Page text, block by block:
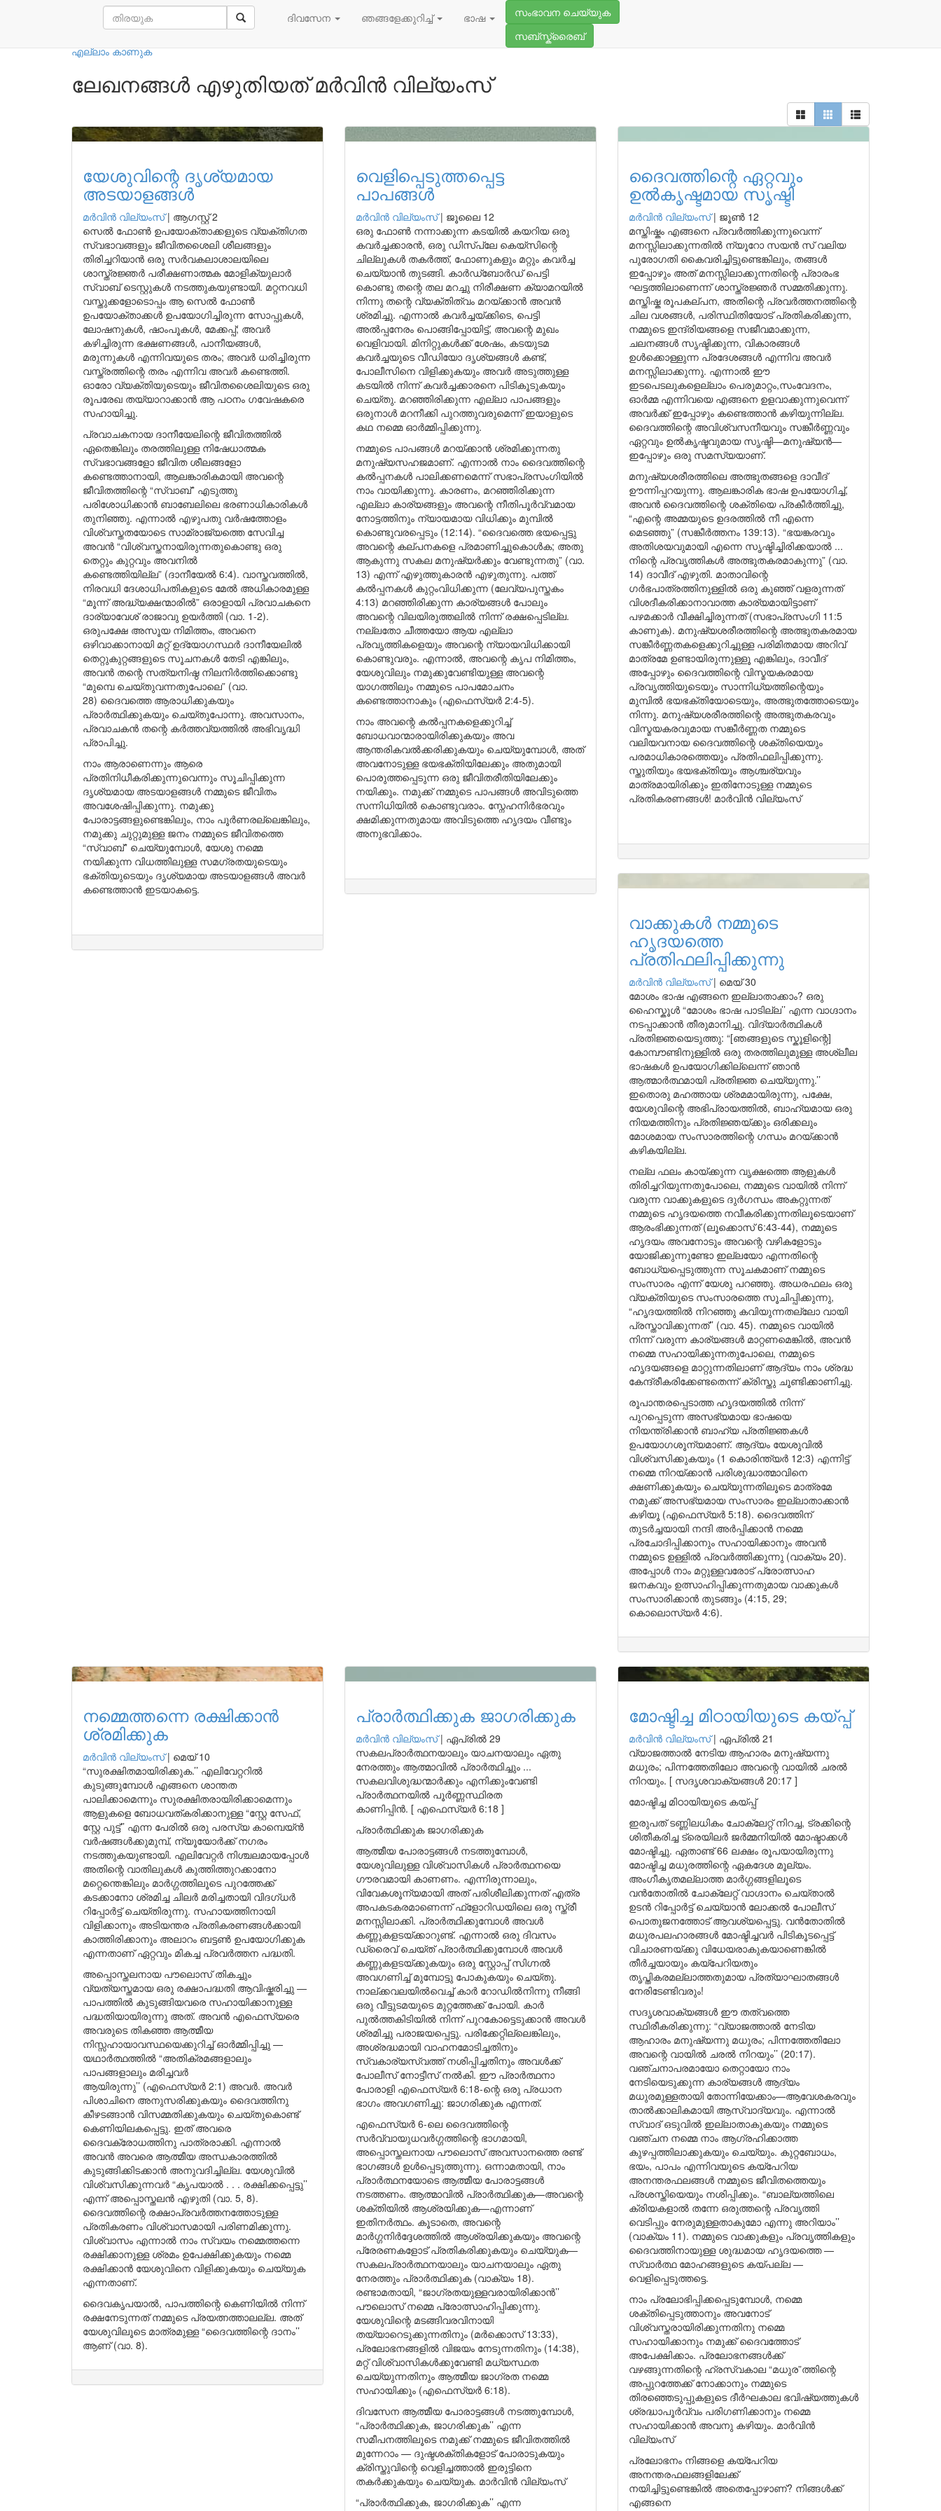
ദിവസേന ഞങ്ങളേക്കുറിച്ച് ഭാഷ
സംഭാവന ചെയ്യുക
സബ്സ്ക്രൈബ്
നമ്മുടെ എഴുത്തുകാർ
എല്ലാം കാണുക
ലേഖനങ്ങൾ എഴുതിയത് മർവിൻ വില്യംസ്
യേശുവിന്റെ ദൃശ്യമായ
അടയാളങ്ങൾ
മർവിൻ വില്യംസ്| ആഗസ്റ്റ് 2
സെൽ ഫോൺ ഉപയോക്താക്കളുടെ വ്യക്തിഗത
സ്വഭാവങ്ങളും ജീവിതശൈലി ശീലങ്ങളും
തിരിച്ചറിയാൻ ഒരു സർവകലാശാലയിലെ
ശാസ്ത്രജ്ഞർ പരീക്ഷണാത്മക മോളിക്യുലാർ
സ്വാബ് ടെസ്റ്റുകൾ നടത്തുകയുണ്ടായി. മറ്റനവധി
വസ്തുക്കളോടൊപ്പം ആ സെൽ ഫോൺ
ഉപയോക്താക്കൾ ഉപയോഗിച്ചിരുന്ന സോപ്പുകൾ,
ലോഷനുകൾ, ഷാംപൂകൾ, മേക്കപ്പ്; അവർ
കഴിച്ചിരുന്ന ഭക്ഷണങ്ങൾ, പാനീയങ്ങൾ,
മരുന്നുകൾ എന്നിവയുടെ തരം; അവർ ധരിച്ചിരുന്ന
വസ്ത്രത്തിന്റെ തരം എന്നിവ അവർ കണ്ടെത്തി.
ഓരോ വ്യക്തിയുടെയും ജീവിതശൈലിയുടെ ഒരു
രൂപരേഖ തയ്യാറാക്കാൻ ആ പഠനം ഗവേഷകരെ
സഹായിച്ചു.
പ്രവാചകനായ ദാനീയേലിന്റെ ജീവിതത്തിൽ
ഏതെങ്കിലും തരത്തിലുള്ള നിഷേധാത്മക
സ്വഭാവങ്ങളോ ജീവിത ശീലങ്ങളോ
കണ്ടെത്താനായി, ആലങ്കാരികമായി അവന്റെ
ജീവിതത്തിന്റെ “സ്വാബ്” എടുത്തു
പരിശോധിക്കാൻ ബാബേലിലെ ഭരണാധികാരികൾ
തുനിഞ്ഞു. എന്നാൽ എഴുപതു വർഷത്തോളം
വിശ്വസ്തതയോടെ സാമ്രാജ്യത്തെ സേവിച്ച
അവൻ “വിശ്വസ്തനായിരുന്നതുകൊണ്ടു ഒരു
തെറ്റും കുറ്റവും അവനിൽ
കണ്ടെത്തിയില്ല” (ദാനീയേൽ 6:4). വാസ്തവത്തിൽ,
നിരവധി ദേശാധിപതികളുടെ മേൽ അധികാരമുള്ള
“മൂന്ന് അദ്ധ്യക്ഷന്മാരിൽ” ഒരാളായി പ്രവാചകനെ
ദാര്യാവേശ് രാജാവു ഉയർത്തി (വാ. 1-2).
ഒരുപക്ഷേ അസൂയ നിമിത്തം, അവനെ
ഒഴിവാക്കാനായി മറ്റ് ഉദ്യോഗസ്ഥർ ദാനീയേലിൽ
തെറ്റുകുറ്റങ്ങളുടെ സൂചനകൾ തേടി എങ്കിലും,
അവൻ തന്റെ സത്യനിഷ്ഠ നിലനിർത്തിക്കൊണ്ടു
“മുമ്പെ ചെയ്തുവന്നതുപോലെ” (വാ.
28) ദൈവത്തെ ആരാധിക്കുകയും
പ്രാർത്ഥിക്കുകയും ചെയ്തുപോന്നു. അവസാനം,
പ്രവാചകൻ തന്റെ കർത്തവ്യത്തിൽ അഭിവൃദ്ധി
പ്രാപിച്ചു.
നാം ആരാണെന്നും ആരെ
പ്രതിനിധീകരിക്കുന്നുവെന്നും സൂചിപ്പിക്കുന്ന
ദൃശ്യമായ അടയാളങ്ങൾ നമ്മുടെ ജീവിതം
അവശേഷിപ്പിക്കുന്നു. നമുക്കു
പോരാട്ടങ്ങളുണ്ടെങ്കിലും, നാം പൂർണരല്ലെങ്കിലും,
നമുക്കു ചുറ്റുമുള്ള ജനം നമ്മുടെ ജീവിതത്തെ
“സ്വാബ്” ചെയ്യുമ്പോൾ, യേശു നമ്മെ
നയിക്കുന്ന വിധത്തിലുള്ള സമഗ്രതയുടെയും
ഭക്തിയുടെയും ദൃശ്യമായ അടയാളങ്ങൾ അവർ
കണ്ടെത്താൻ ഇടയാകട്ടെ.
വെളിപ്പെടുത്തപ്പെട്ട
പാപങ്ങൾ
മർവിൻ വില്യംസ്| ജൂലൈ 12
ഒരു ഫോൺ നന്നാക്കുന്ന കടയിൽ കയറിയ ഒരു
കവർച്ചക്കാരൻ, ഒരു ഡിസ്പ്ലേ കെയ്സിന്റെ
ചില്ലുകൾ തകർത്ത്, ഫോണുകളും മറ്റും കവർച്ച
ചെയ്യാൻ തുടങ്ങി. കാർഡ്ബോർഡ് പെട്ടി
കൊണ്ടു തന്റെ തല മറച്ചു നിരീക്ഷണ ക്യാമറയിൽ
നിന്നു തന്റെ വ്യക്തിത്വം മറയ്ക്കാൻ അവൻ
ശ്രമിച്ചു. എന്നാൽ കവർച്ചയ്ക്കിടെ, പെട്ടി
അൽപ്പനേരം പൊങ്ങിപ്പോയിട്ട്, അവന്റെ മുഖം
വെളിവായി. മിനിറ്റുകൾക്ക് ശേഷം, കടയുടമ
കവർച്ചയുടെ വീഡിയോ ദൃശ്യങ്ങൾ കണ്ട്,
പോലീസിനെ വിളിക്കുകയും അവർ അടുത്തുള്ള
കടയിൽ നിന്ന് കവർച്ചക്കാരനെ പിടികൂടുകയും
ചെയ്തു. മറഞ്ഞിരിക്കുന്ന എല്ലാ പാപങ്ങളും
ഒരുനാൾ മറനീക്കി പുറത്തുവരുമെന്ന് ഇയാളുടെ
കഥ നമ്മെ ഓർമ്മിപ്പിക്കുന്നു.
നമ്മുടെ പാപങ്ങൾ മറയ്ക്കാൻ ശ്രമിക്കുന്നതു
മനുഷ്യസഹജമാണ്. എന്നാൽ നാം ദൈവത്തിന്റെ
കൽപ്പനകൾ പാലിക്കണമെന്ന് സഭാപ്രസംഗിയിൽ
നാം വായിക്കുന്നു. കാരണം, മറഞ്ഞിരിക്കുന്ന
എല്ലാ കാര്യങ്ങളും അവന്റെ നീതിപൂർവ്വമായ
നോട്ടത്തിനും ന്യായമായ വിധിക്കും മുമ്പിൽ
കൊണ്ടുവരപ്പെടും (12:14). “ദൈവത്തെ ഭയപ്പെട്ടു
അവന്റെ കല്പനകളെ പ്രമാണിച്ചുകൊൾക; അതു
ആകുന്നു സകല മനുഷ്യർക്കും വേണ്ടുന്നതു” (വാ.
13) എന്ന് എഴുത്തുകാരൻ എഴുതുന്നു. പത്ത്
കൽപ്പനകൾ കുറ്റംവിധിക്കുന്ന (ലേവ്യപുസ്തകം
4:13) മറഞ്ഞിരിക്കുന്ന കാര്യങ്ങൾ പോലും
അവന്റെ വിലയിരുത്തലിൽ നിന്ന് രക്ഷപ്പെടില്ല.
നല്ലതോ ചീത്തയോ ആയ എല്ലാ
പ്രവൃത്തികളെയും അവന്റെ ന്യായവിധിക്കായി
കൊണ്ടുവരും. എന്നാൽ, അവന്റെ കൃപ നിമിത്തം,
യേശുവിലും നമുക്കുവേണ്ടിയുള്ള അവന്റെ
യാഗത്തിലും നമ്മുടെ പാപമോചനം
കണ്ടെത്താനാകും (എഫെസ്യർ 2:4-5).
നാം അവന്റെ കൽപ്പനകളെക്കുറിച്ച്
ബോധവാന്മാരായിരിക്കുകയും അവ
ആന്തരികവൽക്കരിക്കുകയും ചെയ്യുമ്പോൾ, അത്
അവനോടുള്ള ഭയഭക്തിയിലേക്കും അതുമായി
പൊരുത്തപ്പെടുന്ന ഒരു ജീവിതരീതിയിലേക്കും
നയിക്കും. നമുക്ക് നമ്മുടെ പാപങ്ങൾ അവിടുത്തെ
സന്നിധിയിൽ കൊണ്ടുവരാം. സ്നേഹനിർഭരവും
ക്ഷമിക്കുന്നതുമായ അവിടുത്തെ ഹൃദയം വീണ്ടും
അനുഭവിക്കാം.
ദൈവത്തിന്റെ ഏറ്റവും
ഉൽകൃഷ്ടമായ സൃഷ്ടി
മർവിൻ വില്യംസ്| ജൂൺ 12
മസ്തിഷ്കം എങ്ങനെ പ്രവർത്തിക്കുന്നുവെന്ന്
മനസ്സിലാക്കുന്നതിൽ ന്യൂറോ സയൻ സ് വലിയ
പുരോഗതി കൈവരിച്ചിട്ടുണ്ടെങ്കിലും, തങ്ങൾ
ഇപ്പോഴും അത് മനസ്സിലാക്കുന്നതിന്റെ പ്രാരംഭ
ഘട്ടത്തിലാണെന്ന് ശാസ്ത്രജ്ഞർ സമ്മതിക്കുന്നു.
മസ്തിഷ്ക രൂപകല്പന, അതിന്റെ പ്രവർത്തനത്തിന്റെ
ചില വശങ്ങൾ, പരിസ്ഥിതിയോട് പ്രതികരിക്കുന്ന,
നമ്മുടെ ഇന്ദ്രിയങ്ങളെ സജീവമാക്കുന്ന,
ചലനങ്ങൾ സൃഷ്ടിക്കുന്ന, വികാരങ്ങൾ
ഉൾക്കൊള്ളുന്ന പ്രദേശങ്ങൾ എന്നിവ അവർ
മനസ്സിലാക്കുന്നു. എന്നാൽ ഈ
ഇടപെടലുകളെല്ലാം പെരുമാറ്റം,സംവേദനം,
ഓർമ്മ എന്നിവയെ എങ്ങനെ ഉളവാക്കുന്നുവെന്ന്
അവർക്ക് ഇപ്പോഴും കണ്ടെത്താൻ കഴിയുന്നില്ല.
ദൈവത്തിന്റെ അവിശ്വസനീയവും സങ്കീർണ്ണവും
ഏറ്റവും ഉൽകൃഷ്ടവുമായ സൃഷ്ടി—മനുഷ്യൻ—
ഇപ്പോഴും ഒരു സമസ്യയാണ്.
മനുഷ്യശരീരത്തിലെ അത്ഭുതങ്ങളെ ദാവീദ്
ഊന്നിപ്പറയുന്നു. ആലങ്കാരിക ഭാഷ ഉപയോഗിച്ച്,
അവൻ ദൈവത്തിന്റെ ശക്തിയെ പ്രകീർത്തിച്ചു,
“എന്റെ അമ്മയുടെ ഉദരത്തിൽ നീ എന്നെ
മെടഞ്ഞു” (സങ്കീർത്തനം 139:13). “ഭയങ്കരവും
അതിശയവുമായി എന്നെ സൃഷ്ടിച്ചിരിക്കയാൽ ...
നിന്റെ പ്രവൃത്തികൾ അത്ഭുതകരമാകുന്നു” (വാ.
14) ദാവീദ് എഴുതി. മാതാവിന്റെ
ഗർഭപാത്രത്തിനുള്ളിൽ ഒരു കുഞ്ഞ് വളരുന്നത്
വിശദീകരിക്കാനാവാത്ത കാര്യമായിട്ടാണ്
പഴമക്കാർ വീക്ഷിച്ചിരുന്നത് (സഭാപ്രസംഗി 11:5
കാണുക). മനുഷ്യശരീരത്തിന്റെ അത്ഭുതകരമായ
സങ്കീർണ്ണതകളെക്കുറിച്ചുള്ള പരിമിതമായ അറിവ്
മാത്രമേ ഉണ്ടായിരുന്നുള്ളൂ എങ്കിലും, ദാവീദ്
അപ്പോഴും ദൈവത്തിന്റെ വിസ്മയകരമായ
പ്രവൃത്തിയുടെയും സാന്നിധ്യത്തിന്റെയും
മുമ്പിൽ ഭയഭക്തിയോടെയും, അത്ഭുതത്തോടെയും
നിന്നു. മനുഷ്യശരീരത്തിന്റെ അത്ഭുതകരവും
വിസ്മയകരവുമായ സങ്കീർണ്ണത നമ്മുടെ
വലിയവനായ ദൈവത്തിന്റെ ശക്തിയെയും
പരമാധികാരത്തെയും പ്രതിഫലിപ്പിക്കുന്നു.
സ്തുതിയും ഭയഭക്തിയും ആശ്ചര്യവും
മാത്രമായിരിക്കും ഇതിനോടുള്ള നമ്മുടെ
പ്രതികരണങ്ങൾ! മാർവിൻ വില്യംസ്
വാക്കുകൾ നമ്മുടെ
ഹൃദയത്തെ
പ്രതിഫലിപ്പിക്കുന്നു
മർവിൻ വില്യംസ്| മെയ് 30
മോശം ഭാഷ എങ്ങനെ ഇല്ലാതാക്കാം? ഒരു
ഹൈസ്കൂൾ “മോശം ഭാഷ പാടില്ല’’ എന്ന വാഗ്ദാനം
നടപ്പാക്കാൻ തീരുമാനിച്ചു. വിദ്യാർത്ഥികൾ
പ്രതിജ്ഞയെടുത്തു: “[ഞങ്ങളുടെ സ്കൂളിന്റെ]
കോമ്പൗണ്ടിനുള്ളിൽ ഒരു തരത്തിലുമുള്ള അശ്ലീല
ഭാഷകൾ ഉപയോഗിക്കില്ലെന്ന് ഞാൻ
ആത്മാർത്ഥമായി പ്രതിജ്ഞ ചെയ്യുന്നു.’’
ഇതൊരു മഹത്തായ ശ്രമമായിരുന്നു, പക്ഷേ,
യേശുവിന്റെ അഭിപ്രായത്തിൽ, ബാഹ്യമായ ഒരു
നിയമത്തിനും പ്രതിജ്ഞയ്ക്കും ഒരിക്കലും
മോശമായ സംസാരത്തിന്റെ ഗന്ധം മറയ്ക്കാൻ
കഴികയില്ല.
നല്ല ഫലം കായ്ക്കുന്ന വൃക്ഷത്തെ ആളുകൾ
തിരിച്ചറിയുന്നതുപോലെ, നമ്മുടെ വായിൽ നിന്ന്
വരുന്ന വാക്കുകളുടെ ദുർഗന്ധം അകറ്റുന്നത്
നമ്മുടെ ഹൃദയത്തെ നവീകരിക്കുന്നതിലൂടെയാണ്
ആരംഭിക്കുന്നത് (ലൂക്കൊസ് 6:43-44), നമ്മുടെ
ഹൃദയം അവനോടും അവന്റെ വഴികളോടും
യോജിക്കുന്നുണ്ടോ ഇല്ലയോ എന്നതിന്റെ
ബോധ്യപ്പെടുത്തുന്ന സൂചകമാണ് നമ്മുടെ
സംസാരം എന്ന് യേശു പറഞ്ഞു. അധരഫലം ഒരു
വ്യക്തിയുടെ സംസാരത്തെ സൂചിപ്പിക്കുന്നു,
“ഹൃദയത്തിൽ നിറഞ്ഞു കവിയുന്നതല്ലോ വായി
പ്രസ്താവിക്കുന്നത്’’ (വാ. 45). നമ്മുടെ വായിൽ
നിന്ന് വരുന്ന കാര്യങ്ങൾ മാറ്റണമെങ്കിൽ, അവൻ
നമ്മെ സഹായിക്കുന്നതുപോലെ, നമ്മുടെ
ഹൃദയങ്ങളെ മാറ്റുന്നതിലാണ് ആദ്യം നാം ശ്രദ്ധ
കേന്ദ്രീകരിക്കേണ്ടതെന്ന് ക്രിസ്തു ചൂണ്ടിക്കാണിച്ചു.
രൂപാന്തരപ്പെടാത്ത ഹൃദയത്തിൽ നിന്ന്
പുറപ്പെടുന്ന അസഭ്യമായ ഭാഷയെ
നിയന്ത്രിക്കാൻ ബാഹ്യ പ്രതിജ്ഞകൾ
ഉപയോഗശൂന്യമാണ്. ആദ്യം യേശുവിൽ
വിശ്വസിക്കുകയും (1 കൊരിന്ത്യർ 12:3) എന്നിട്ട്
നമ്മെ നിറയ്ക്കാൻ പരിശുദ്ധാത്മാവിനെ
ക്ഷണിക്കുകയും ചെയ്യുന്നതിലൂടെ മാത്രമേ
നമുക്ക് അസഭ്യമായ സംസാരം ഇല്ലാതാക്കാൻ
കഴിയൂ (എഫെസ്യർ 5:18). ദൈവത്തിന്
തുടർച്ചയായി നന്ദി അർപ്പിക്കാൻ നമ്മെ
പ്രചോദിപ്പിക്കാനും സഹായിക്കാനും അവൻ
നമ്മുടെ ഉള്ളിൽ പ്രവർത്തിക്കുന്നു (വാക്യം 20).
അപ്പോൾ നാം മറ്റുള്ളവരോട് പ്രോത്സാഹ
ജനകവും ഉത്സാഹിപ്പിക്കുന്നതുമായ വാക്കുകൾ
സംസാരിക്കാൻ തുടങ്ങും (4:15, 29;
കൊലൊസ്യർ 4:6).
നമ്മെത്തന്നെ രക്ഷിക്കാൻ
ശ്രമിക്കുക
മർവിൻ വില്യംസ്| മെയ് 10
“സുരക്ഷിതമായിരിക്കുക.’’ എലിവേറ്ററിൽ
കുടുങ്ങുമ്പോൾ എങ്ങനെ ശാന്തത
പാലിക്കാമെന്നും സുരക്ഷിതരായിരിക്കാമെന്നും
ആളുകളെ ബോധവത്കരിക്കാനുള്ള “സ്റ്റേ സേഫ്,
സ്റ്റേ പുട്ട്’’ എന്ന പേരിൽ ഒരു പരസ്യ കാമ്പെയ്ൻ
വർഷങ്ങൾക്കുമുമ്പ്, ന്യൂയോർക്ക് നഗരം
നടത്തുകയുണ്ടായി. എലിവേറ്റർ നിശ്ചലമായപ്പോൾ
അതിന്റെ വാതിലുകൾ കുത്തിത്തുറക്കാനോ
മറ്റെന്തെങ്കിലും മാർഗ്ഗത്തിലൂടെ പുറത്തേക്ക്
കടക്കാനോ ശ്രമിച്ച ചിലർ മരിച്ചതായി വിദഗ്ധർ
റിപ്പോർട്ട് ചെയ്തിരുന്നു. സഹായത്തിനായി
വിളിക്കാനും അടിയന്തര പ്രതികരണങ്ങൾക്കായി
കാത്തിരിക്കാനും അലാറം ബട്ടൺ ഉപയോഗിക്കുക
എന്നതാണ് ഏറ്റവും മികച്ച പ്രവർത്തന പദ്ധതി.
അപ്പൊസ്തലനായ പൗലൊസ് തികച്ചും
വ്യത്യസ്തമായ ഒരു രക്ഷാപദ്ധതി ആവിഷ്കരിച്ചു —
പാപത്തിൽ കുടുങ്ങിയവരെ സഹായിക്കാനുള്ള
പദ്ധതിയായിരുന്നു അത്. അവൻ എഫെസ്യരെ
അവരുടെ തികഞ്ഞ ആത്മീയ
നിസ്സഹായാവസ്ഥയെക്കുറിച്ച് ഓർമ്മിപ്പിച്ചു —
യഥാർത്ഥത്തിൽ “അതിക്രമങ്ങളാലും
പാപങ്ങളാലും മരിച്ചവർ
ആയിരുന്നു’’ (എഫെസ്യർ 2:1) അവർ. അവർ
പിശാചിനെ അനുസരിക്കുകയും ദൈവത്തിനു
കീഴടങ്ങാൻ വിസമ്മതിക്കുകയും ചെയ്തുകൊണ്ട്
കെണിയിലകപ്പെട്ടു. ഇത് അവരെ
ദൈവക്രോധത്തിനു പാത്രരാക്കി. എന്നാൽ
അവൻ അവരെ ആത്മീയ അന്ധകാരത്തിൽ
കുടുങ്ങിക്കിടക്കാൻ അനുവദിച്ചില്ല. യേശുവിൽ
വിശ്വസിക്കുന്നവർ “കൃപയാൽ . . . രക്ഷിക്കപ്പെട്ടു’’
എന്ന് അപ്പൊസ്തലൻ എഴുതി (വാ. 5, 8).
ദൈവത്തിന്റെ രക്ഷാപ്രവർത്തനത്തോടുള്ള
പ്രതികരണം വിശ്വാസമായി പരിണമിക്കുന്നു.
വിശ്വാസം എന്നാൽ നാം സ്വയം നമ്മെത്തന്നെ
രക്ഷിക്കാനുള്ള ശ്രമം ഉപേക്ഷിക്കുകയും നമ്മെ
രക്ഷിക്കാൻ യേശുവിനെ വിളിക്കുകയും ചെയ്യുക
എന്നതാണ്.
ദൈവകൃപയാൽ, പാപത്തിന്റെ കെണിയിൽ നിന്ന്
രക്ഷനേടുന്നത് നമ്മുടെ പ്രയത്നത്താലല്ല. അത്
യേശുവിലൂടെ മാത്രമുള്ള “ദൈവത്തിന്റെ ദാനം’’
ആണ് (വാ. 8).
പ്രാർത്ഥിക്കുക ജാഗരിക്കുക
മർവിൻ വില്യംസ്| ഏപ്രിൽ 29
സകലപ്രാർത്ഥനയാലും യാചനയാലും ഏതു
നേരത്തും ആത്മാവിൽ പ്രാർത്ഥിച്ചും ...
സകലവിശുദ്ധന്മാർക്കും എനിക്കുംവേണ്ടി
പ്രാർത്ഥനയിൽ പൂർണ്ണസ്ഥിരത
കാണിപ്പിൻ. [ എഫെസ്യർ 6:18 ]
പ്രാർത്ഥിക്കുക ജാഗരിക്കുക
ആത്മീയ പോരാട്ടങ്ങൾ നടത്തുമ്പോൾ,
യേശുവിലുള്ള വിശ്വാസികൾ പ്രാർത്ഥനയെ
ഗൗരവമായി കാണണം. എന്നിരുന്നാലും,
വിവേകശൂന്യമായി അത് പരിശീലിക്കുന്നത് എത്ര
അപകടകരമാണെന്ന് ഫ്ളോറിഡയിലെ ഒരു സ്ത്രീ
മനസ്സിലാക്കി. പ്രാർത്ഥിക്കുമ്പോൾ അവൾ
കണ്ണുകളടയ്ക്കാറുണ്ട്. എന്നാൽ ഒരു ദിവസം
ഡ്രൈവ് ചെയ്ത് പ്രാർത്ഥിക്കുമ്പോൾ അവൾ
കണ്ണുകളടയ്ക്കുകയും ഒരു സ്റ്റോപ്പ് സിഗ്നൽ
അവഗണിച്ച് മുമ്പോട്ടു പോകുകയും ചെയ്തു.
നാല്ക്കവലയിൽവെച്ച് കാർ റോഡിൽനിന്നു നീങ്ങി
ഒരു വീട്ടുടമയുടെ മുറ്റത്തേക്ക് പോയി. കാർ
പുൽത്തകിടിയിൽ നിന്ന് പുറകോട്ടെടുക്കാൻ അവൾ
ശ്രമിച്ചു പരാജയപ്പെട്ടു. പരിക്കേറ്റില്ലെങ്കിലും,
അശ്രദ്ധമായി വാഹനമോടിച്ചതിനും
സ്വകാര്യസ്വത്ത് നശിപ്പിച്ചതിനും അവൾക്ക്
പോലീസ് നോട്ടീസ് നൽകി. ഈ പ്രാർത്ഥനാ
പോരാളി എഫെസ്യർ 6:18-ന്റെ ഒരു പ്രധാന
ഭാഗം അവഗണിച്ചു: ജാഗരിക്കുക എന്നത്.
എഫെസ്യർ 6-ലെ ദൈവത്തിന്റെ
സർവ്വായുധവർഗ്ഗത്തിന്റെ ഭാഗമായി,
അപ്പൊസ്തലനായ പൗലൊസ് അവസാനത്തെ രണ്ട്
ഭാഗങ്ങൾ ഉൾപ്പെടുത്തുന്നു. ഒന്നാമതായി, നാം
പ്രാർത്ഥനയോടെ ആത്മീയ പോരാട്ടങ്ങൾ
നടത്തണം. ആത്മാവിൽ പ്രാർത്ഥിക്കുക—അവന്റെ
ശക്തിയിൽ ആശ്രയിക്കുക—എന്നാണ്
ഇതിനർത്ഥം. കൂടാതെ, അവന്റെ
മാർഗ്ഗനിർദ്ദേശത്തിൽ ആശ്രയിക്കുകയും അവന്റെ
പ്രേരണകളോട് പ്രതികരിക്കുകയും ചെയ്യുക—
സകലപ്രാർത്ഥനയാലും യാചനയാലും ഏതു
നേരത്തും പ്രാർത്ഥിക്കുക (വാക്യം 18).
രണ്ടാമതായി, “ജാഗ്രതയുള്ളവരായിരിക്കാൻ’’
പൗലൊസ് നമ്മെ പ്രോത്സാഹിപ്പിക്കുന്നു.
യേശുവിന്റെ മടങ്ങിവരവിനായി
തയ്യാറെടുക്കുന്നതിനും (മർക്കൊസ് 13:33),
പ്രലോഭനങ്ങളിൽ വിജയം നേടുന്നതിനും (14:38),
മറ്റ് വിശ്വാസികൾക്കുവേണ്ടി മധ്യസ്ഥത
ചെയ്യുന്നതിനും ആത്മീയ ജാഗ്രത നമ്മെ
സഹായിക്കും (എഫെസ്യർ 6:18).
ദിവസേന ആത്മീയ പോരാട്ടങ്ങൾ നടത്തുമ്പോൾ,
“പ്രാർത്ഥിക്കുക, ജാഗരിക്കുക’’ എന്ന
സമീപനത്തിലൂടെ നമുക്ക് നമ്മുടെ ജീവിതത്തിൽ
മുന്നേറാം — ദുഷ്ടശക്തികളോട് പോരാടുകയും
ക്രിസ്തുവിന്റെ വെളിച്ചത്താൽ ഇരുട്ടിനെ
തകർക്കുകയും ചെയ്യുക. മാർവിൻ വില്യംസ്
“പ്രാർത്ഥിക്കുക, ജാഗരിക്കുക’’ എന്ന
മോഷ്ടിച്ച മിഠായിയുടെ കയ്പ്പ്
മർവിൻ വില്യംസ്| ഏപ്രിൽ 21
വ്യാജത്താൽ നേടിയ ആഹാരം മനുഷ്യന്നു
മധുരം; പിന്നത്തേതിലോ അവന്റെ വായിൽ ചരൽ
നിറയും. [ സദൃശവാക്യങ്ങൾ 20:17 ]
മോഷ്ടിച്ച മിഠായിയുടെ കയ്പ്പ്
ഇരുപത് ടണ്ണിലധികം ചോക്ലേറ്റ് നിറച്ച, ട്രക്കിന്റെ
ശിതീകരിച്ച ട്രെയിലർ ജർമ്മനിയിൽ മോഷ്ടാക്കൾ
മോഷ്ടിച്ചു. ഏതാണ്ട് 66 ലക്ഷം രൂപയായിരുന്നു
മോഷ്ടിച്ച മധുരത്തിന്റെ ഏകദേശ മൂല്യം.
അംഗീകൃതമല്ലാത്ത മാർഗ്ഗങ്ങളിലൂടെ
വൻതോതിൽ ചോക്ലേറ്റ് വാഗ്ദാനം ചെയ്താൽ
ഉടൻ റിപ്പോർട്ട് ചെയ്യാൻ ലോക്കൽ പോലീസ്
പൊതുജനത്തോട് ആവശ്യപ്പെട്ടു. വൻതോതിൽ
മധുരപലഹാരങ്ങൾ മോഷ്ടിച്ചവർ പിടികൂടപ്പെട്ട്
വിചാരണയ്ക്കു വിധേയരാകുകയാണെങ്കിൽ
തീർച്ചയായും കയ്പേറിയതും
തൃപ്തികരമല്ലാത്തതുമായ പ്രത്യാഘാതങ്ങൾ
നേരിടേണ്ടിവരും!
സദൃശവാക്യങ്ങൾ ഈ തത്വത്തെ
സ്ഥിരീകരിക്കുന്നു: “വ്യാജത്താൽ നേടിയ
ആഹാരം മനുഷ്യന്നു മധുരം; പിന്നത്തേതിലോ
അവന്റെ വായിൽ ചരൽ നിറയും’’ (20:17).
വഞ്ചനാപരമായോ തെറ്റായോ നാം
നേടിയെടുക്കുന്ന കാര്യങ്ങൾ ആദ്യം
മധുരമുള്ളതായി തോന്നിയേക്കാം—ആവേശകരവും
താൽക്കാലികമായി ആസ്വാദ്യവും. എന്നാൽ
സ്വാദ് ഒടുവിൽ ഇല്ലാതാകുകയും നമ്മുടെ
വഞ്ചന നമ്മെ നാം ആഗ്രഹിക്കാത്ത
കുഴപ്പത്തിലാക്കുകയും ചെയ്യും. കുറ്റബോധം,
ഭയം, പാപം എന്നിവയുടെ കയ്പേറിയ
അനന്തരഫലങ്ങൾ നമ്മുടെ ജീവിതത്തെയും
പ്രശസ്തിയെയും നശിപ്പിക്കും. “ബാല്യത്തിലെ
ക്രിയകളാൽ തന്നേ ഒരുത്തന്റെ പ്രവൃത്തി
വെടിപ്പും നേരുമുള്ളതാകുമോ എന്നു അറിയാം’’
(വാക്യം 11). നമ്മുടെ വാക്കുകളും പ്രവൃത്തികളും
ദൈവത്തിനായുള്ള ശുദ്ധമായ ഹൃദയത്തെ —
സ്വാർത്ഥ മോഹങ്ങളുടെ കയ്പല്ല —
വെളിപ്പെടുത്തട്ടെ.
നാം പ്രലോഭിപ്പിക്കപ്പെടുമ്പോൾ, നമ്മെ
ശക്തിപ്പെടുത്താനും അവനോട്
വിശ്വസ്തരായിരിക്കുന്നതിനു നമ്മെ
സഹായിക്കാനും നമുക്ക് ദൈവത്തോട്
അപേക്ഷിക്കാം. പ്രലോഭനങ്ങൾക്ക്
വഴങ്ങുന്നതിന്റെ ഹ്രസ്വകാല “മധുര”ത്തിന്റെ
അപ്പുറത്തേക്ക് നോക്കാനും നമ്മുടെ
തിരഞ്ഞെടുപ്പുകളുടെ ദീർഘകാല ഭവിഷ്യത്തുകൾ
ശ്രദ്ധാപൂർവ്വം പരിഗണിക്കാനും നമ്മെ
സഹായിക്കാൻ അവനു കഴിയും. മാർവിൻ
വില്യംസ്
പ്രലോഭനം നിങ്ങളെ കയ്പേറിയ
അനന്തരഫലങ്ങളിലേക്ക്
നയിച്ചിട്ടുണ്ടെങ്കിൽ അതെപ്പോഴാണ്? നിങ്ങൾക്ക്
എങ്ങനെ